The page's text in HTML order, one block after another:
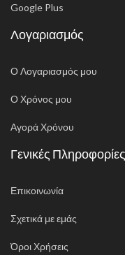
Google Plus
Λογαριασμός
Ο Λογαριασμός μου
Ο Χρόνος μου
Αγορά Χρόνου
Γενικές Πληροφορίες
Επικοινωνία
Σχετικά με εμάς
Όροι Χρήσεις